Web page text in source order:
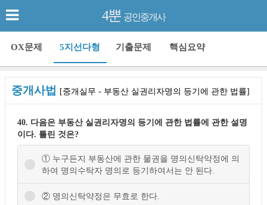
4뿐 공인중개사
OX문제 5지선다형 기출문제 핵심요약
중개사법 [중개실무 - 부동산 실권리자명의 등기에 관한 법률]
40. 다음은 부동산 실권리자명의 등기에 관한 법률에 관한 설명
이다. 틀린 것은?
① 누구든지 부동산에 관한 물권을 명의신탁약정에 의
하여 명의수탁자 명의로 등기하여서는 안 된다.
② 명의신탁약정은 무효로 한다.